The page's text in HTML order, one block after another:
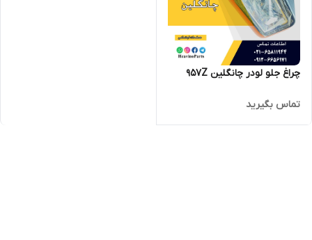
چراغ جلو لودر چانگلین 957Z
تماس بگیرید